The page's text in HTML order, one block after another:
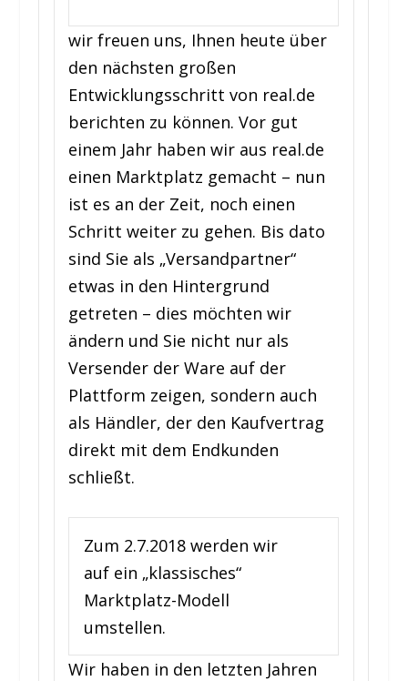
wir freuen uns, Ihnen heute über
den nächsten großen
Entwicklungsschritt von real.de
berichten zu können. Vor gut
einem Jahr haben wir aus real.de
einen Marktplatz gemacht – nun
ist es an der Zeit, noch einen
Schritt weiter zu gehen. Bis dato
sind Sie als „Versandpartner“
etwas in den Hintergrund
getreten – dies möchten wir
ändern und Sie nicht nur als
Versender der Ware auf der
Plattform zeigen, sondern auch
als Händler, der den Kaufvertrag
direkt mit dem Endkunden
schließt.
Zum 2.7.2018 werden wir
auf ein „klassisches“
Marktplatz-Modell
umstellen.
Wir haben in den letzten Jahren